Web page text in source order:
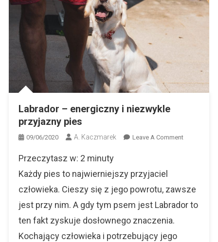
Labrador – energiczny i niezwykle
przyjazny pies
09/06/2020 A. Kaczmarek Leave A CommentOn
Niezwykle
Przyjazny
Przeczytasz w: 2 minuty
Każdy pies to najwierniejszy przyjaciel
człowieka. Cieszy się z jego powrotu, zawsze
jest przy nim. A gdy tym psem jest Labrador to
ten fakt zyskuje dosłownego znaczenia.
Kochający człowieka i potrzebujący jego